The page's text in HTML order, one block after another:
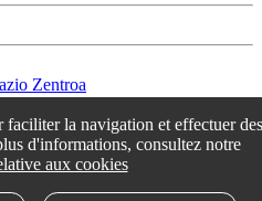
Zentroa
943 69 30 41 / xenpelar [a bildua]
politika/Cookie politika
les paramétres des cookies
faciliter la navigation et effectuer des
d'informations, consultez notre
aux cookies